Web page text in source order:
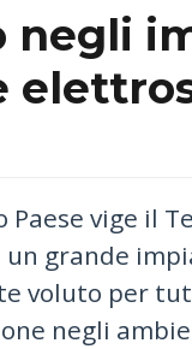
negli
Paese vige il
un grande
voluto per
negli